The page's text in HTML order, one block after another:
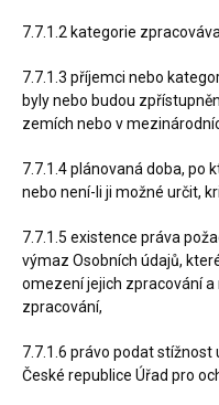
7.7.1.2 kategorie
7.7.1.3 příjemci nebo
byly nebo budou
zemích nebo v
7.7.1.4 plánovaná doba, po
nebo není-li ji možné určit,
7.7.1.5 existence práva
výmaz Osobních údajů,
omezení jejich zpracování
zpracování,
7.7.1.6 právo podat
České republice Úřad pro